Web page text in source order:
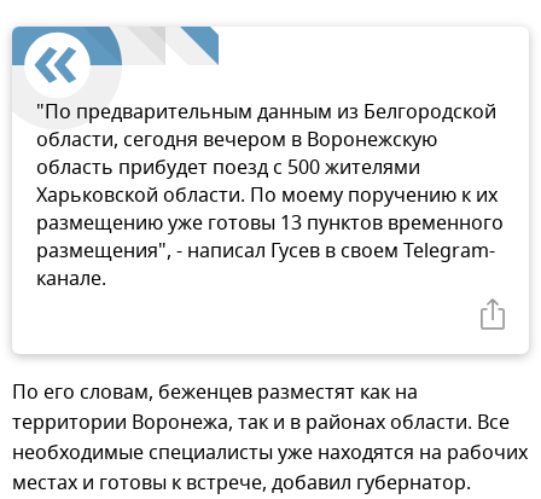
"По предварительным данным из Белгородской
области, сегодня вечером в Воронежскую
область прибудет поезд с 500 жителями
Харьковской области. По моему поручению к их
размещению уже готовы 13 пунктов временного
размещения", - написал Гусев в своем Telegram-
канале.
По его словам, беженцев разместят как на
территории Воронежа, так и в районах области. Все
необходимые специалисты уже находятся на рабочих
местах и готовы к встрече, добавил губернатор.